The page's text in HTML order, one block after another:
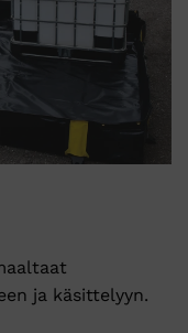
ja käsittelyyn.